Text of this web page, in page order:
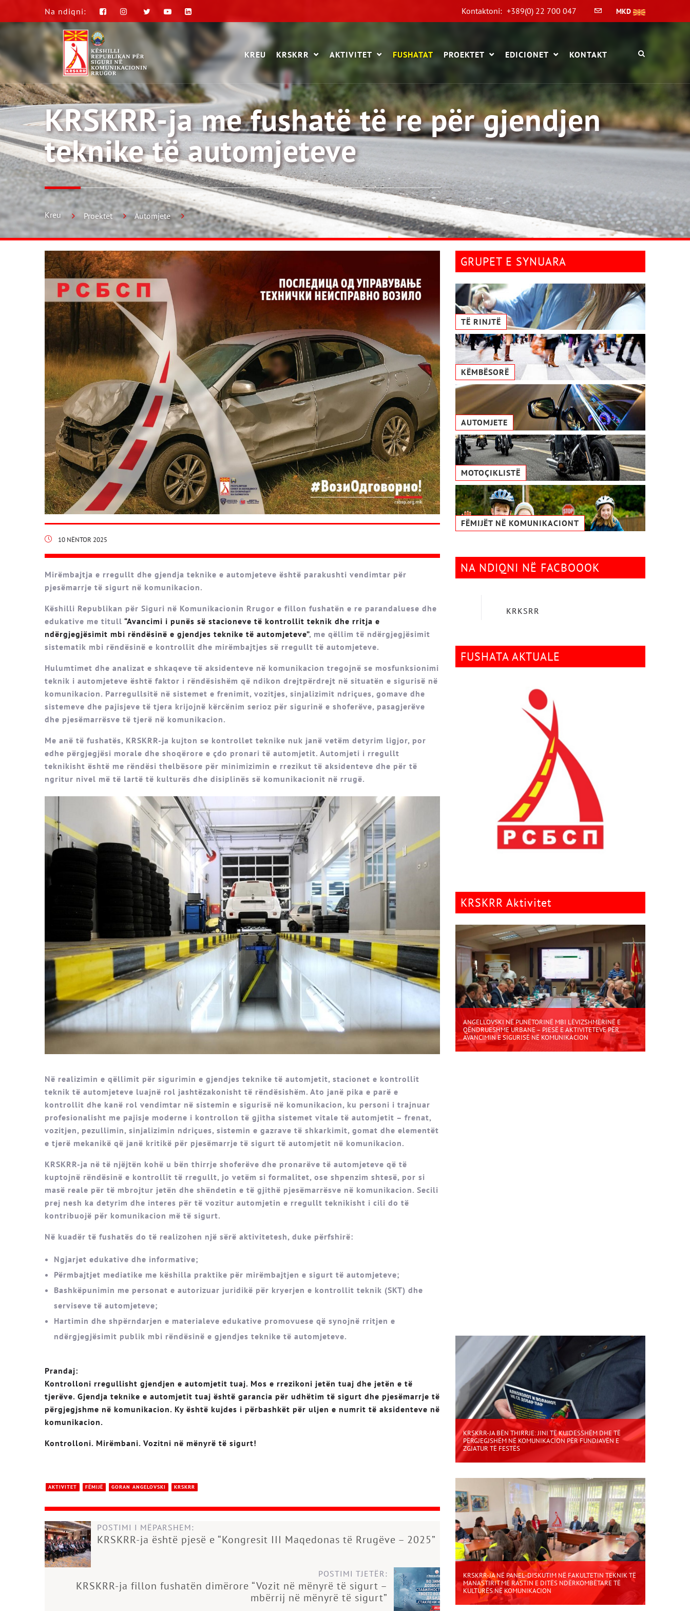
Na ndiqni: Kontaktoni: +389(0) 22 700 047 MKD
KREU KRSKRR AKTIVITET FUSHATAT PROEKTET EDICIONET KONTAKT
KRSKRR-ja me fushatë të re për gjendjen
teknike të automjeteve
Kreu Proektet Automjete
10 NËNTOR 2025
Mirëmbajtja e rregullt dhe gjendja teknike e automjeteve është parakushti vendimtar për
pjesëmarrje të sigurt në komunikacion.
Këshilli Republikan për Siguri në Komunikacionin Rrugor e fillon fushatën e re parandaluese dhe
edukative me titull “Avancimi i punës së stacioneve të kontrollit teknik dhe rritja e
ndërgjegjësimit mbi rëndësinë e gjendjes teknike të automjeteve”, me qëllim të ndërgjegjësimit
sistematik mbi rëndësinë e kontrollit dhe mirëmbajtjes së rregullt të automjeteve.
Hulumtimet dhe analizat e shkaqeve të aksidenteve në komunikacion tregojnë se mosfunksionimi
teknik i automjeteve është faktor i rëndësishëm që ndikon drejtpërdrejt në situatën e sigurisë në
komunikacion. Parregullsitë në sistemet e frenimit, vozitjes, sinjalizimit ndriçues, gomave dhe
sistemeve dhe pajisjeve të tjera krijojnë kërcënim serioz për sigurinë e shoferëve, pasagjerëve
dhe pjesëmarrësve të tjerë në komunikacion.
Me anë të fushatës, KRSKRR-ja kujton se kontrollet teknike nuk janë vetëm detyrim ligjor, por
edhe përgjegjësi morale dhe shoqërore e çdo pronari të automjetit. Automjeti i rregullt
teknikisht është me rëndësi thelbësore për minimizimin e rrezikut të aksidenteve dhe për të
ngritur nivel më të lartë të kulturës dhe disiplinës së komunikacionit në rrugë.
Në realizimin e qëllimit për sigurimin e gjendjes teknike të automjetit, stacionet e kontrollit
teknik të automjeteve luajnë rol jashtëzakonisht të rëndësishëm. Ato janë pika e parë e
kontrollit dhe kanë rol vendimtar në sistemin e sigurisë në komunikacion, ku personi i trajnuar
profesionalisht me pajisje moderne i kontrollon të gjitha sistemet vitale të automjetit – frenat,
vozitjen, pezullimin, sinjalizimin ndriçues, sistemin e gazrave të shkarkimit, gomat dhe elementët
e tjerë mekanikë që janë kritikë për pjesëmarrje të sigurt të automjetit në komunikacion.
KRSKRR-ja në të njëjtën kohë u bën thirrje shoferëve dhe pronarëve të automjeteve që të
kuptojnë rëndësinë e kontrollit të rregullt, jo vetëm si formalitet, ose shpenzim shtesë, por si
masë reale për të mbrojtur jetën dhe shëndetin e të gjithë pjesëmarrësve në komunikacion. Secili
prej nesh ka detyrim dhe interes për të vozitur automjetin e rregullt teknikisht i cili do të
kontribuojë për komunikacion më të sigurt.
Në kuadër të fushatës do të realizohen një sërë aktivitetesh, duke përfshirë:
Ngjarjet edukative dhe informative;
Përmbajtjet mediatike me këshilla praktike për mirëmbajtjen e sigurt të automjeteve;
Bashkëpunimin me personat e autorizuar juridikë për kryerjen e kontrollit teknik (SKT) dhe
serviseve të automjeteve;
Hartimin dhe shpërndarjen e materialeve edukative promovuese që synojnë rritjen e
ndërgjegjësimit publik mbi rëndësinë e gjendjes teknike të automjeteve.
Prandaj:
Kontrolloni rregullisht gjendjen e automjetit tuaj. Mos e rrezikoni jetën tuaj dhe jetën e të
tjerëve. Gjendja teknike e automjetit tuaj është garancia për udhëtim të sigurt dhe pjesëmarrje të
përgjegjshme në komunikacion. Ky është kujdes i përbashkët për uljen e numrit të aksidenteve në
komunikacion.
Kontrolloni. Mirëmbani. Vozitni në mënyrë të sigurt!
AKTIVITET FËMIJË GORAN ANGELOVSKI KRSKRR
POSTIMI I MËPARSHEM:
KRSKRR-ja është pjesë e “Kongresit III Maqedonas të Rrugëve – 2025”
POSTIMI TJETËR:
KRSKRR-ja fillon fushatën dimërore “Vozit në mënyrë të sigurt –
mbërrij në mënyrë të sigurt”
GRUPET E SYNUARA
TË RINJTË
KËMBËSORË
AUTOMJETE
MOTOÇIKLISTË
FËMIJËT NË KOMUNIKACIONТ
NA NDIQNI NË FACBOOOK
KRKSRR
FUSHATA AKTUALE
KRSKRR Aktivitet
ANGELLOVSKI NË PUNËTORINË MBI LËVIZSHMËRINË E
QËNDRUESHME URBANE – PJESË E AKTIVITETEVE PËR
AVANCIMIN E SIGURISË NË KOMUNIKACION
KRSKRR-JA BËN THIRRJE: JINI TË KUJDESSHËM DHE TË
PËRGJEGJSHËM NË KOMUNIKACION PËR FUNDJAVËN E
ZGJATUR TË FESTËS
KRSKRR-JA NË PANEL-DISKUTIM NË FAKULTETIN TEKNIK TË
MANASTIRIT ME RASTIN E DITËS NDËRKOMBËTARE TË
KULTURËS NË KOMUNIKACION